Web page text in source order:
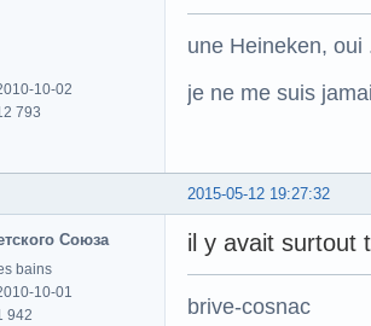
10-02
793
une Heineken,
je ne me suis
2015-05-12 19:27:32
Союза
bains
10-01
942
il y avait surtout
brive-cosnac